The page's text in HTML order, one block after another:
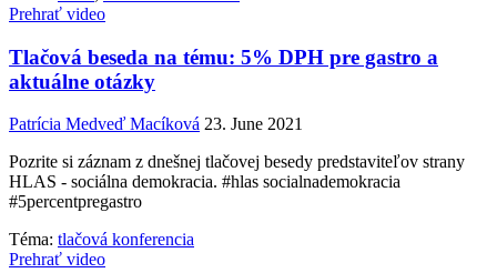
Prehrať video
Tlačová beseda na tému: 5% DPH pre gastro a
aktuálne otázky
Patrícia Medveď Macíková 23. June 2021
Pozrite si záznam z dnešnej tlačovej besedy predstaviteľov strany
HLAS - sociálna demokracia. #hlas socialnademokracia
#5percentpregastro
Téma: tlačová konferencia
Prehrať video